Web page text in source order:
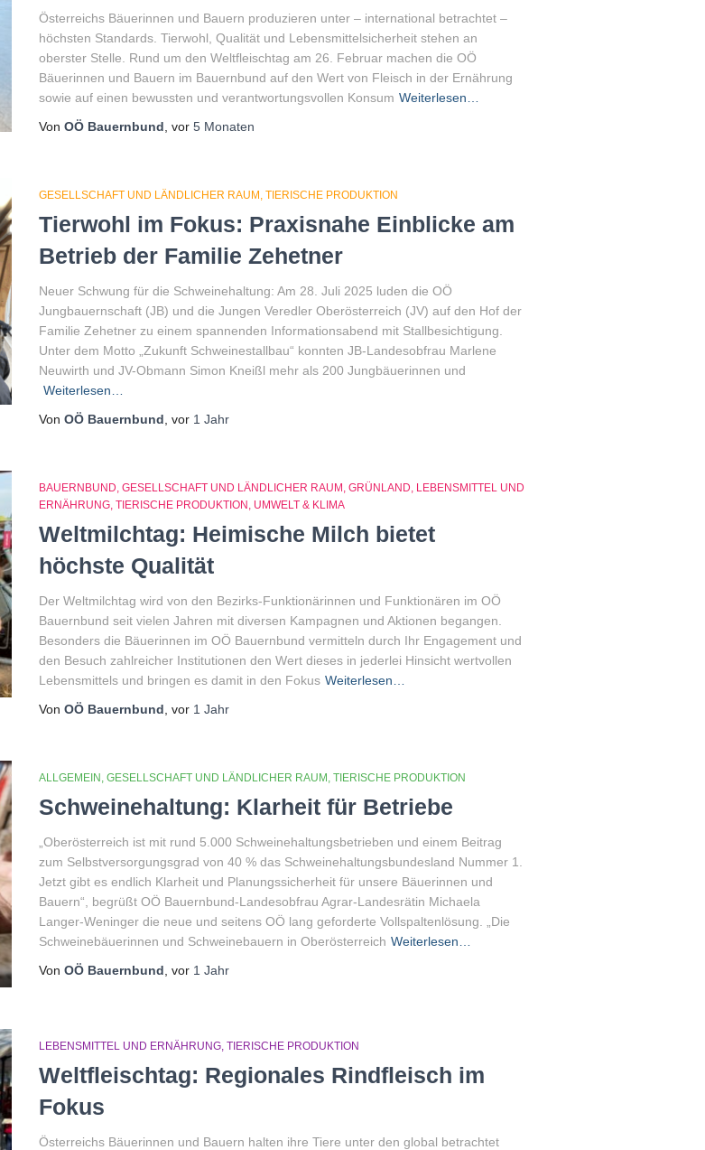
Österreichs Bäuerinnen und Bauern produzieren unter – international betrachtet –
höchsten Standards. Tierwohl, Qualität und Lebensmittelsicherheit stehen an
oberster Stelle. Rund um den Weltfleischtag am 26. Februar machen die OÖ
Bäuerinnen und Bauern im Bauernbund auf den Wert von Fleisch in der Ernährung
sowie auf einen bewussten und verantwortungsvollen Konsum Weiterlesen…
Von OÖ Bauernbund , vor 5 Monaten
GESELLSCHAFT UND LÄNDLICHER RAUM TIERISCHE PRODUKTION
Tierwohl im Fokus: Praxisnahe Einblicke am
Betrieb der Familie Zehetner
Neuer Schwung für die Schweinehaltung: Am 28. Juli 2025 luden die OÖ
Jungbauernschaft (JB) und die Jungen Veredler Oberösterreich (JV) auf den Hof der
Familie Zehetner zu einem spannenden Informationsabend mit Stallbesichtigung.
Unter dem Motto „Zukunft Schweinestallbau“ konnten JB-Landesobfrau Marlene
Neuwirth und JV-Obmann Simon Kneißl mehr als 200 Jungbäuerinnen und
Weiterlesen…
Von OÖ Bauernbund , vor 1 Jahr
BAUERNBUND GESELLSCHAFT UND LÄNDLICHER RAUM GRÜNLAND
LEBENSMITTEL UND
ERNÄHRUNG TIERISCHE PRODUKTION UMWELT & KLIMA
Weltmilchtag: Heimische Milch bietet
höchste Qualität
Der Weltmilchtag wird von den Bezirks-Funktionärinnen und Funktionären im OÖ
Bauernbund seit vielen Jahren mit diversen Kampagnen und Aktionen begangen.
Besonders die Bäuerinnen im OÖ Bauernbund vermitteln durch Ihr Engagement und
den Besuch zahlreicher Institutionen den Wert dieses in jederlei Hinsicht wertvollen
Lebensmittels und bringen es damit in den Fokus Weiterlesen…
Von OÖ Bauernbund , vor 1 Jahr
ALLGEMEIN GESELLSCHAFT UND LÄNDLICHER RAUM TIERISCHE PRODUKTION
Schweinehaltung: Klarheit für Betriebe
„Oberösterreich ist mit rund 5.000 Schweinehaltungsbetrieben und einem Beitrag
zum Selbstversorgungsgrad von 40 % das Schweinehaltungsbundesland Nummer 1.
Jetzt gibt es endlich Klarheit und Planungssicherheit für unsere Bäuerinnen und
Bauern“, begrüßt OÖ Bauernbund-Landesobfrau Agrar-Landesrätin Michaela
Langer-Weninger die neue und seitens OÖ lang geforderte Vollspaltenlösung. „Die
Schweinebäuerinnen und Schweinebauern in Oberösterreich Weiterlesen…
Von OÖ Bauernbund , vor 1 Jahr
LEBENSMITTEL UND ERNÄHRUNG TIERISCHE PRODUKTION
Weltfleischtag: Regionales Rindfleisch im
Fokus
Österreichs Bäuerinnen und Bauern halten ihre Tiere unter den global betrachtet